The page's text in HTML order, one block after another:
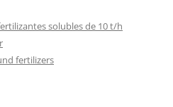
solubles de 10 t/h
fertilizers